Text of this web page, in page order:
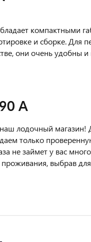
компактными
и сборке. Для
они очень удобны и
А
лодочный
только
не займет у вас
выбрав